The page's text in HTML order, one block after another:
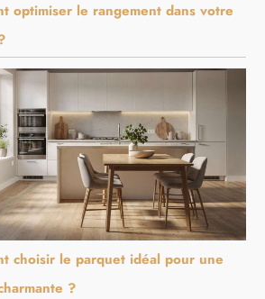
optimiser le rangement dans votre
choisir le parquet idéal pour une
?